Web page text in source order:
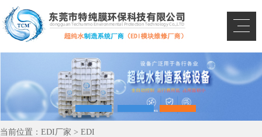
当前位置： EDI厂家 > EDI